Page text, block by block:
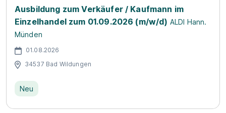
Ausbildung zum Verkäufer / Kaufmann im
Einzelhandel zum 01.09.2026 (m/w/d) ALDI Hann.
Münden
01.08.2026
34537 Bad Wildungen
Neu